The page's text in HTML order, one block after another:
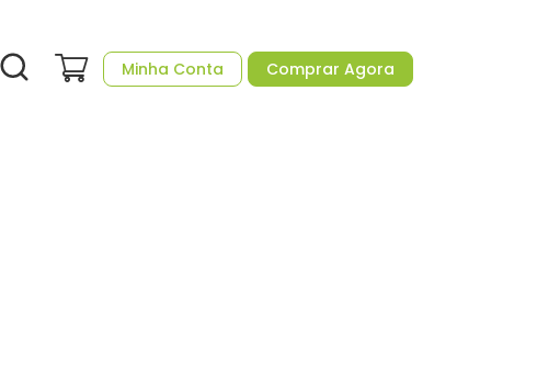
Minha Conta Comprar Agora